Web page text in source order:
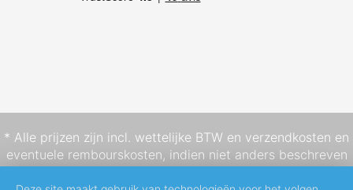
* Alle prijzen zijn incl. wettelijke BTW en verzendkosten en
eventuele rembourskosten, indien niet anders beschreven